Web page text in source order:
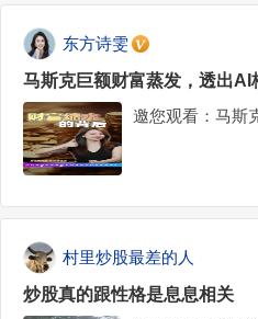
东方诗雯
马斯克巨额财富蒸发，透出AI
邀您观看：马斯
村里炒股最差的人
炒股真的跟性格是息息相关